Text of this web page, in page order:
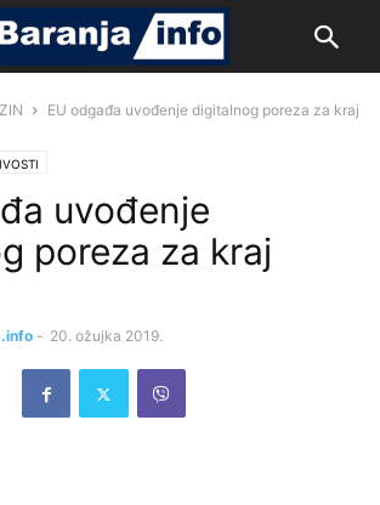
EU odgađa uvođenje digitalnog poreza za kraj
uvođenje
poreza za kraj
- 20. ožujka 2019.